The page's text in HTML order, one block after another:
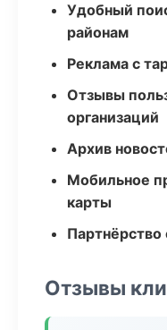
Удобный
районам
Реклама с
Отзывы
организаций
Архив
Мобильное
карты
Отзывы